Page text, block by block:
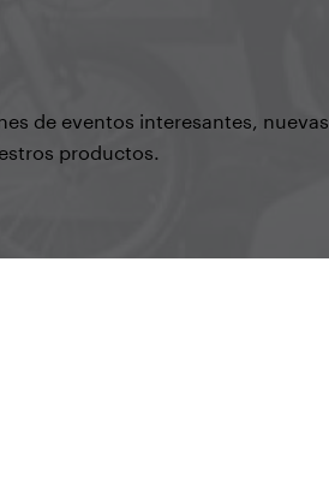
de eventos interesantes, nuevas
productos.